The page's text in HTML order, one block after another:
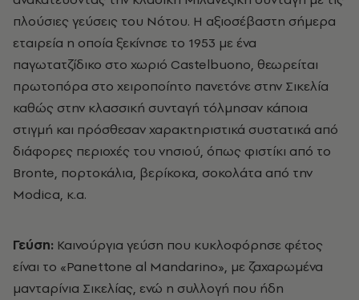
πλούσιες γεύσεις του Νότου. Η αξιοσέβαστη σήμερα
εταιρεία η οποία ξεκίνησε το 1953 με ένα
παγωτατζίδικο στο χωριό Castelbuono, θεωρείται
πρωτοπόρα στο χειροποίητο πανετόνε στην Σικελία
καθώς στην κλασσική συνταγή τόλμησαν κάποια
στιγμή και πρόσθεσαν χαρακτηριστικά συστατικά από
διάφορες περιοχές του νησιού, όπως φιστίκι από το
Bronte, πορτοκάλια, βερίκοκα, σοκολάτα από την
Μοdica, κ.α.
Γεύση: Καινούργια γεύση που κυκλοφόρησε φέτος
είναι το «Panettone al Mandarino», με ζαχαρωμένα
μανταρίνια Σικελίας, ενώ η συλλογή που ήδη